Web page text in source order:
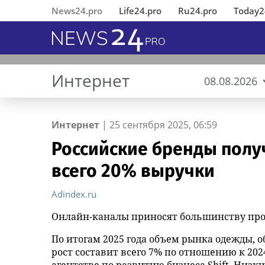
News24.pro Life24.pro Ru24.pro
В Ингушетии состоялось
открытие
отреставрированного по
инициативе
памятника первому Герою
Вернувшиеся из
«Деловые Линии» открыли
новый офис в аэропорту
Благовещенска
«Деловые
Челябинске
новый адрес
ГК «Умные решения»
представила комплексный
подход построения
киберустойчивости
MWS AI
«универсальный
больших
рождение жемчужины
Башня собора
Крестителя в
Будвы,
«Юмор FM Чарт» на МУЗ‑ТВ:
микс шуток, песен и позитива
Изящное лето:
выходных в
Интернет 08.08.2026
Интернет | 25 сентября 2025, 06:59
Российские бренды
всего 20% выручки
Adindex.ru
Онлайн-каналы приносят большинству
По итогам 2025 года объем рынка одежды,
рост составит всего 7% по отношению к